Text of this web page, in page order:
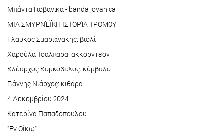
Μπάντα Γιοβανικα - banda jovanica
ΜΙΑ ΣΜΥΡΝΈΪΚΗ ΙΣΤΟΡΊΑ ΤΡΟΜΟΥ
Γλαυκος Σμαριανακης: βιολί
Χαρούλα Τσαλπαρα: ακκορντεον
Κλέαρχος Κορκοβελος: κύμβαλο
Γιάννης Νιάρχος: κιθάρα
4 Δεκεμβρίου 2024
Κατερίνα Παπαδόπουλου
"Εν Οίκω"